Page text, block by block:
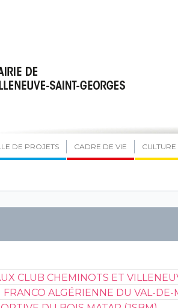
DE PROJETS CADRE DE VIE
CLUB CHEMINOTS ET
FRANCO ALGÉRIENNE DU VAL-DE-